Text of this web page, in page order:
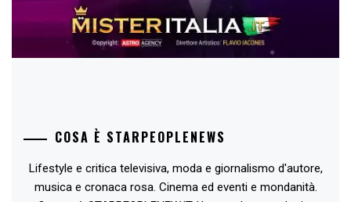
COSA È STARPEOPLENEWS
Lifestyle e critica televisiva, moda e giornalismo d'autore,
musica e cronaca rosa. Cinema ed eventi e mondanità.